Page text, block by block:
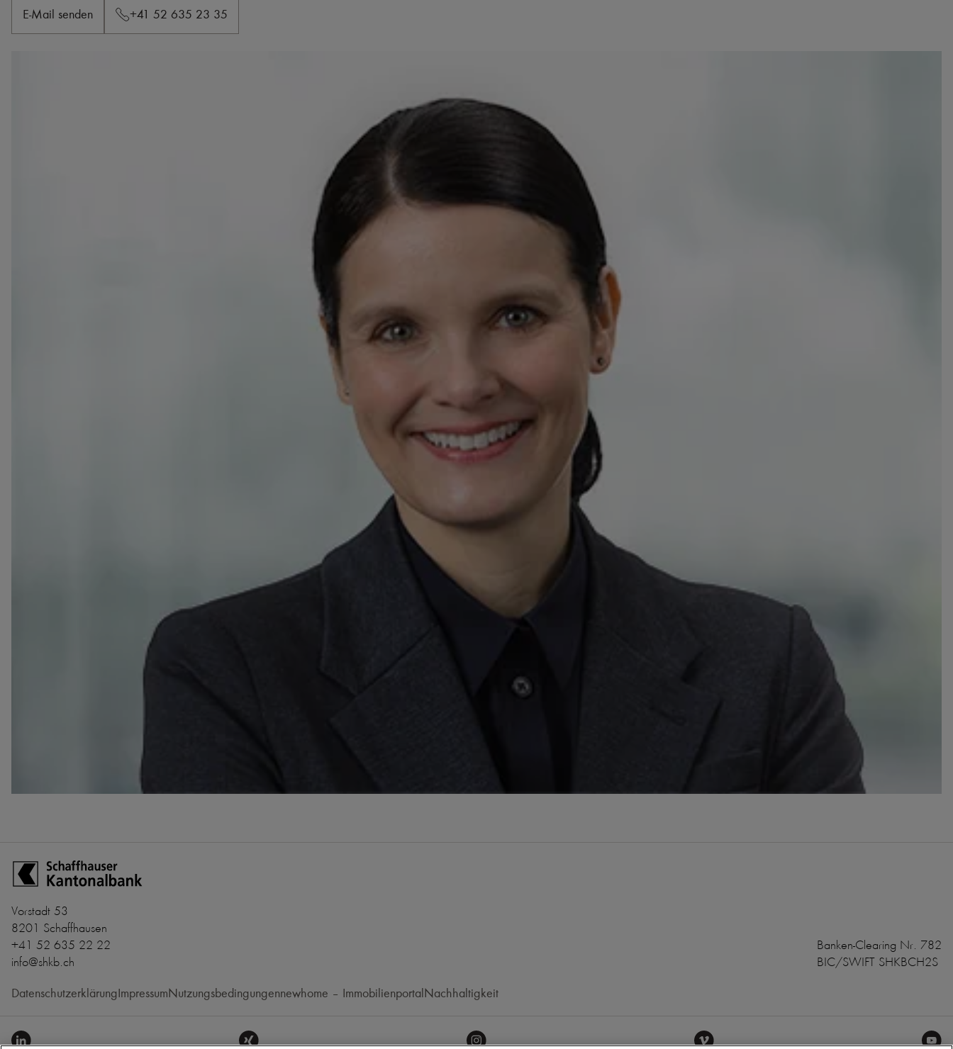
E-Mail senden +41 52 635 23 35
Vorstadt 53
8201 Schaffhausen
+41 52 635 22 22
info@shkb.ch
Banken-Clearing Nr. 782
BIC/SWIFT SHKBCH2S
DatenschutzerklärungImpressumNutzungsbedingungennewhome – ImmobilienportalNachhaltigkeit